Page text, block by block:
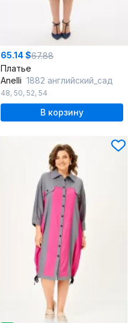
65.14 $67.88
Платье
Anelli 1882 английский_сад
48, 50, 52, 54
В корзину